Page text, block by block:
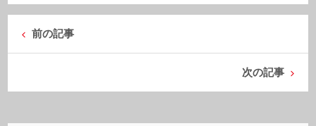
前の記事
次の記事